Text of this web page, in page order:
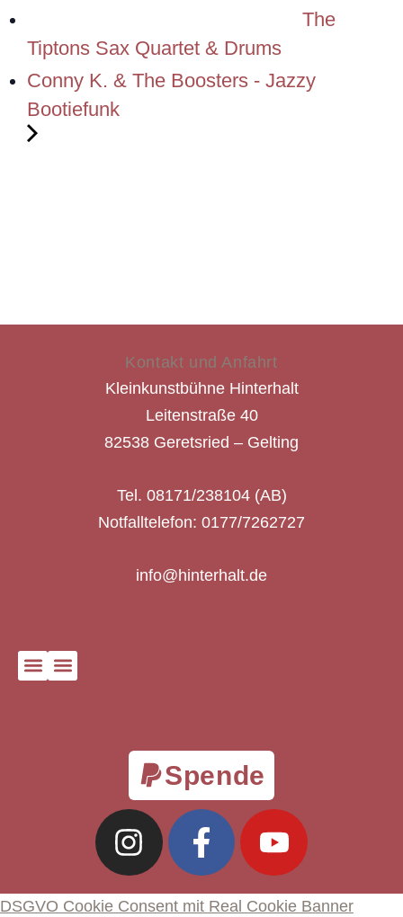
The
Tiptons Sax Quartet & Drums
Conny K. & The Boosters - Jazzy
Bootiefunk
Kontakt und Anfahrt
Kleinkunstbühne Hinterhalt
Leitenstraße 40
82538 Geretsried – Gelting
Tel. 08171/238104 (AB)
Notfalltelefon: 0177/7262727
info@hinterhalt.de
Spende
DSGVO Cookie Consent mit Real Cookie Banner